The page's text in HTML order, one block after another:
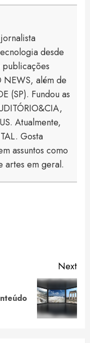
desde
NEWS, além de
(SP). Fundou as
Atualmente,
Gosta
assuntos como
artes em geral.
Next